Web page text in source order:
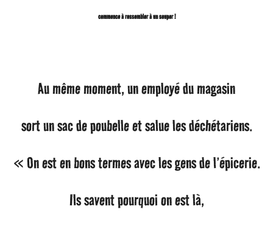
commence à ressembler à un souper !
Au même moment, un employé du magasin
sort un sac de poubelle et salue les déchétariens.
« On est en bons termes avec les gens de l’épicerie.
Ils savent pourquoi on est là,